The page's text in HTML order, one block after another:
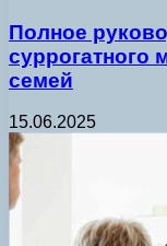
Полное
суррогатного
семей
15.06.2025